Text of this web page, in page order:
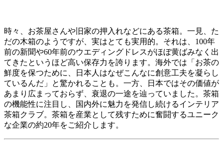
時々、お茶屋さんや旧家の押入れなどにある茶箱。一見、た
だの木箱のようですが、実はとても実用的。それは、100年
前の新聞や60年前のウエディングドレスがほぼ黄ばみなく出
てきたというほど高い保存力を誇ります。海外では「お茶の
鮮度を保つために、日本人はなぜこんなに創意工夫を凝らし
ているんだ」と驚かれることも。一方、日本ではその価値が
あまり広まっておらず、衰退の一途を辿っていました。茶箱
の機能性に注目し、国内外に魅力を発信し続けるインテリア
茶箱クラブ。茶箱を産業として残すために奮闘するユニーク
な企業の約20年をご紹介します。